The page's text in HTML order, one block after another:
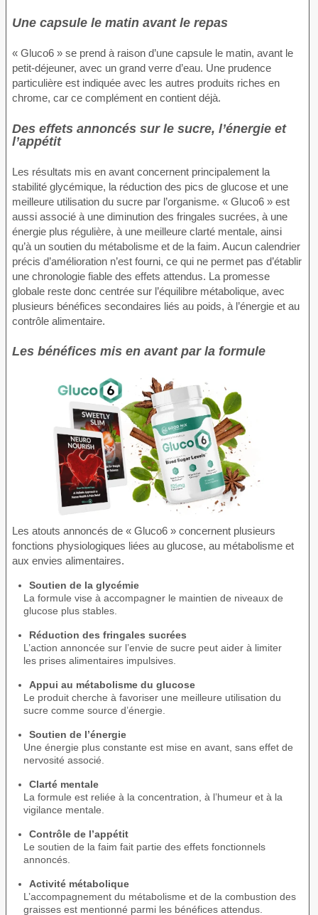
Une capsule le matin avant le repas
« Gluco6 » se prend à raison d’une capsule le matin, avant le
petit-déjeuner, avec un grand verre d’eau. Une prudence
particulière est indiquée avec les autres produits riches en
chrome, car ce complément en contient déjà.
Des effets annoncés sur le sucre, l’énergie et
l’appétit
Les résultats mis en avant concernent principalement la
stabilité glycémique, la réduction des pics de glucose et une
meilleure utilisation du sucre par l’organisme. « Gluco6 » est
aussi associé à une diminution des fringales sucrées, à une
énergie plus régulière, à une meilleure clarté mentale, ainsi
qu’à un soutien du métabolisme et de la faim. Aucun calendrier
précis d’amélioration n’est fourni, ce qui ne permet pas d’établir
une chronologie fiable des effets attendus. La promesse
globale reste donc centrée sur l’équilibre métabolique, avec
plusieurs bénéfices secondaires liés au poids, à l’énergie et au
contrôle alimentaire.
Les bénéfices mis en avant par la formule
Les atouts annoncés de « Gluco6 » concernent plusieurs
fonctions physiologiques liées au glucose, au métabolisme et
aux envies alimentaires.
Soutien de la glycémie
La formule vise à accompagner le maintien de niveaux de
glucose plus stables.
Réduction des fringales sucrées
L’action annoncée sur l’envie de sucre peut aider à limiter
les prises alimentaires impulsives.
Appui au métabolisme du glucose
Le produit cherche à favoriser une meilleure utilisation du
sucre comme source d’énergie.
Soutien de l’énergie
Une énergie plus constante est mise en avant, sans effet de
nervosité associé.
Clarté mentale
La formule est reliée à la concentration, à l’humeur et à la
vigilance mentale.
Contrôle de l’appétit
Le soutien de la faim fait partie des effets fonctionnels
annoncés.
Activité métabolique
L’accompagnement du métabolisme et de la combustion des
graisses est mentionné parmi les bénéfices attendus.